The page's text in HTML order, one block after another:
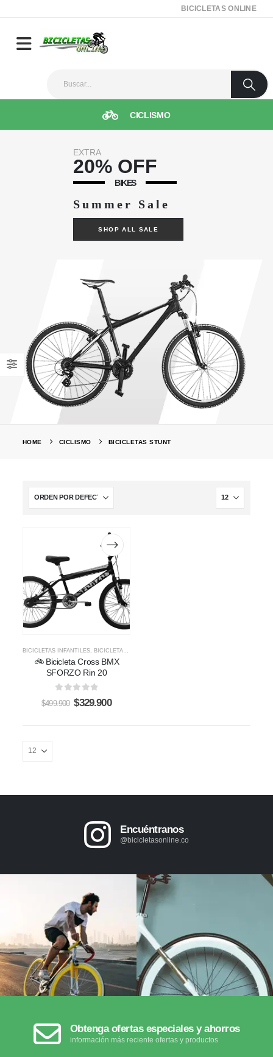
BICICLETAS ONLINE
CICLISMO
EXTRA
20% OFF
BIKES
Summer Sale
SHOP ALL SALE
HOME CICLISMO BICICLETAS STUNT
BICICLETAS INFANTILES, BICICLETAS STUNT
🚲 Bicicleta Cross BMX
SFORZO Rin 20
out of 5
$499.900 $329.900
Encuéntranos
@bicicletasonline.co
Obtenga ofertas especiales y ahorros
información más reciente ofertas y productos